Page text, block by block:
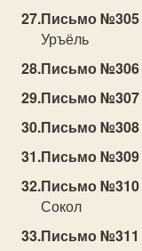
Письмо №305
Уръёль
Письмо №306
Письмо №307
Письмо №308
Письмо №309
Письмо №310
Сокол
Письмо №311